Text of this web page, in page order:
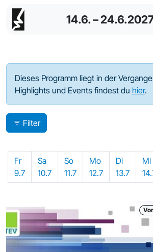
14.6. –
Programm - 2021
Dieses Programm liegt in der
Highlights und Events findest du hier.
Filter
Fr
9.7
Sa
10.7
So
11.7
Mo
12.7
Di
13.7
Mi